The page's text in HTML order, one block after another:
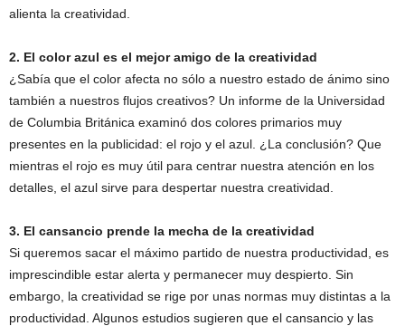
alienta la creatividad.
2. El color azul es el mejor amigo de la creatividad
¿Sabía que el color afecta no sólo a nuestro estado de ánimo sino
también a nuestros flujos creativos? Un informe de la Universidad
de Columbia Británica examinó dos colores primarios muy
presentes en la publicidad: el rojo y el azul. ¿La conclusión? Que
mientras el rojo es muy útil para centrar nuestra atención en los
detalles, el azul sirve para despertar nuestra creatividad.
3. El cansancio prende la mecha de la creatividad
Si queremos sacar el máximo partido de nuestra productividad, es
imprescindible estar alerta y permanecer muy despierto. Sin
embargo, la creatividad se rige por unas normas muy distintas a la
productividad. Algunos estudios sugieren que el cansancio y las